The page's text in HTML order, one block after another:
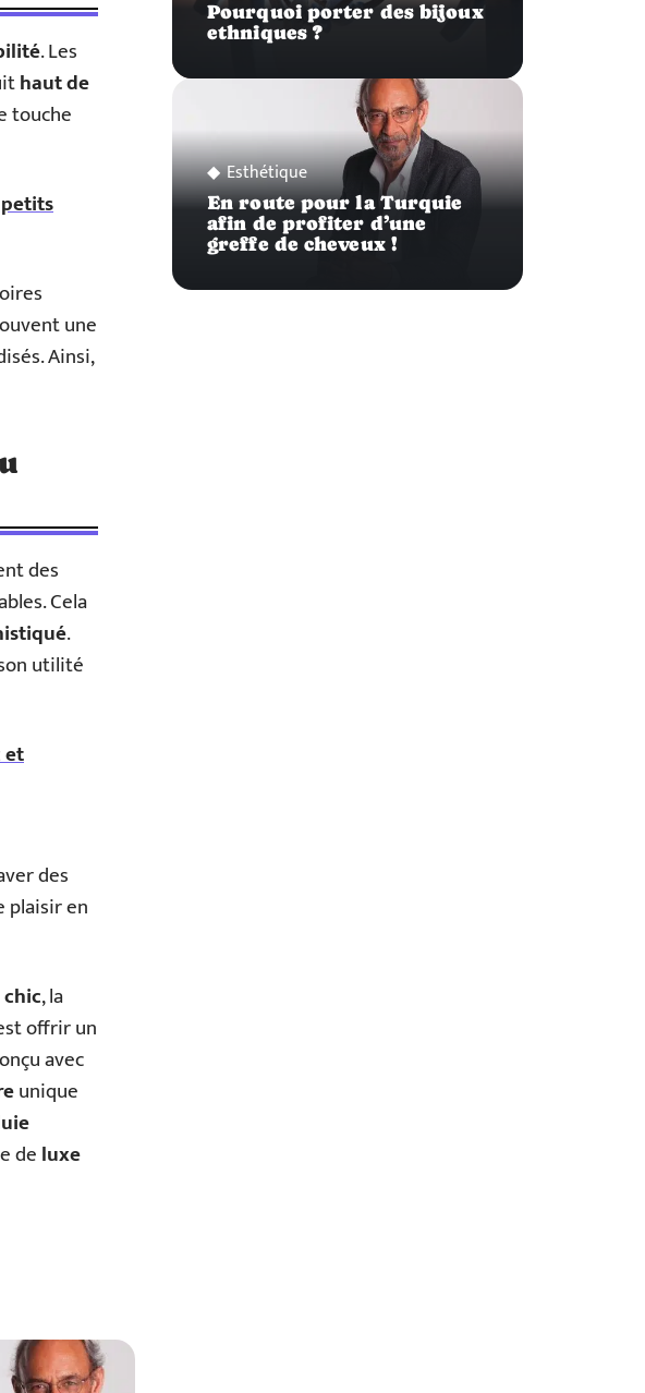
. Les
haut de
touche
une
Ainsi,
des
Cela
.
utilité
et
des
plaisir en
chic, la
offrir un
avec
unique
deluxe
Pourquoi porter des bijoux
ethniques ?
Esthétique
En route pour la Turquie
afin de profiter d’une
greffe de cheveux !